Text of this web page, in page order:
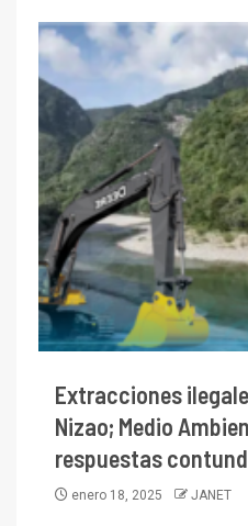
Extracciones
Nizao; Medio
respuestas
enero 18, 2025 JANET